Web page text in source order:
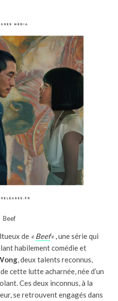
Beef
de «Beef«, une série qui
habilement comédie et
, deux talents reconnus,
cette lutte acharnée, née d’un
Ces deux inconnus, à la
se retrouvent engagés dans